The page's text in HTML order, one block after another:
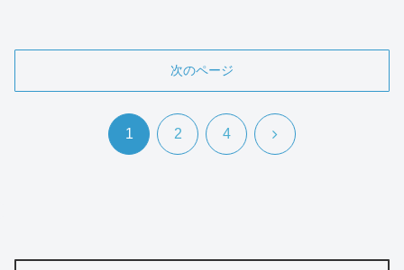
次のページ
1 2 4 次